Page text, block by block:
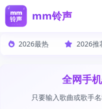
mm铃声
2026最热 2026推
全网手
只要输入歌曲或歌手